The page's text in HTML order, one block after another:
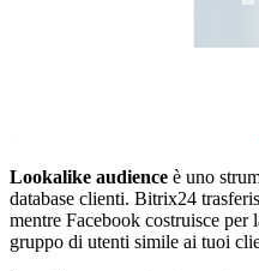
Lookalike audience è uno
database clienti. Bitrix24
mentre Facebook costruisce
gruppo di utenti simile ai tuoi